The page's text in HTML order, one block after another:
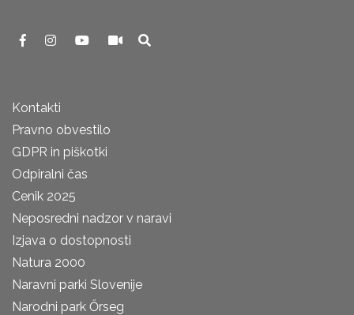
Kontakti
Pravno obvestilo
GDPR in piškotki
Odpiralni čas
Cenik 2025
Neposredni nadzor v naravi
Izjava o dostopnosti
Natura 2000
Naravni parki Slovenije
Narodni park Őrseg